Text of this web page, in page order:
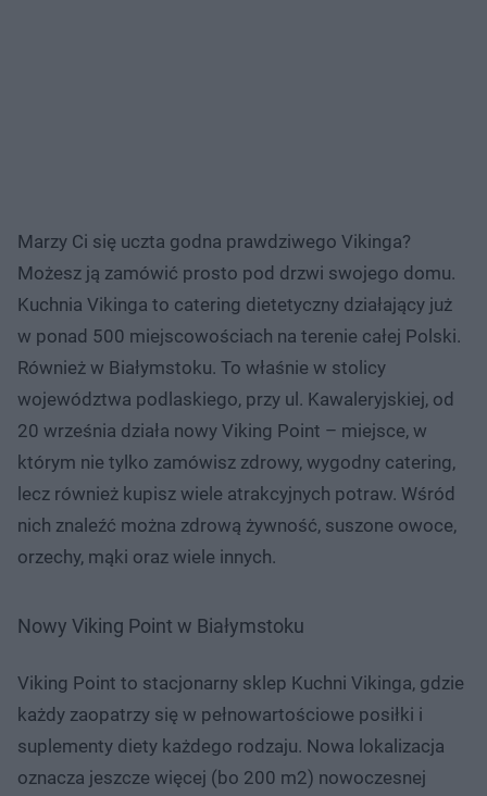
Marzy Ci się uczta godna prawdziwego Vikinga?
Możesz ją zamówić prosto pod drzwi swojego domu.
Kuchnia Vikinga to catering dietetyczny działający już
w ponad 500 miejscowościach na terenie całej Polski.
Również w Białymstoku. To właśnie w stolicy
województwa podlaskiego, przy ul. Kawaleryjskiej, od
20 września działa nowy Viking Point – miejsce, w
którym nie tylko zamówisz zdrowy, wygodny catering,
lecz również kupisz wiele atrakcyjnych potraw. Wśród
nich znaleźć można zdrową żywność, suszone owoce,
orzechy, mąki oraz wiele innych.
Nowy Viking Point w Białymstoku
Viking Point to stacjonarny sklep Kuchni Vikinga, gdzie
każdy zaopatrzy się w pełnowartościowe posiłki i
suplementy diety każdego rodzaju. Nowa lokalizacja
oznacza jeszcze więcej (bo 200 m2) nowoczesnej